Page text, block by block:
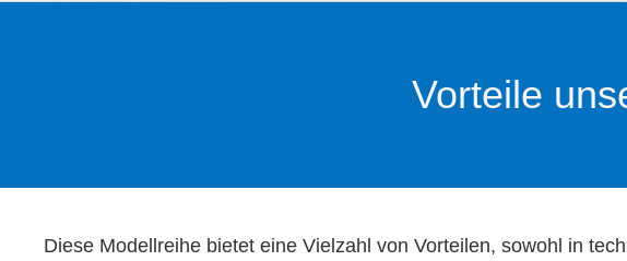
Vorteile
Diese Modellreihe bietet eine Vielzahl von Vorteilen, sowohl in